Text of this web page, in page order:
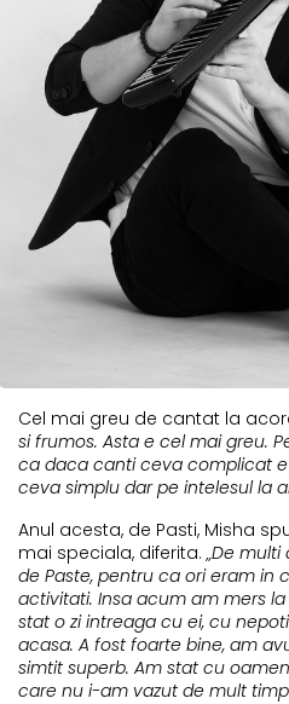
Cel mai greu de cantat la
si frumos. Asta e cel mai greu.
ca daca canti ceva complicat
ceva simplu dar pe intelesul la
Anul acesta, de Pasti, Misha
mai speciala, diferita. „De
de Paste, pentru ca ori eram in
activitati. Insa acum am mers
stat o zi intreaga cu ei, cu
acasa. A fost foarte bine, am
simtit superb. Am stat cu
care nu i-am vazut de mult